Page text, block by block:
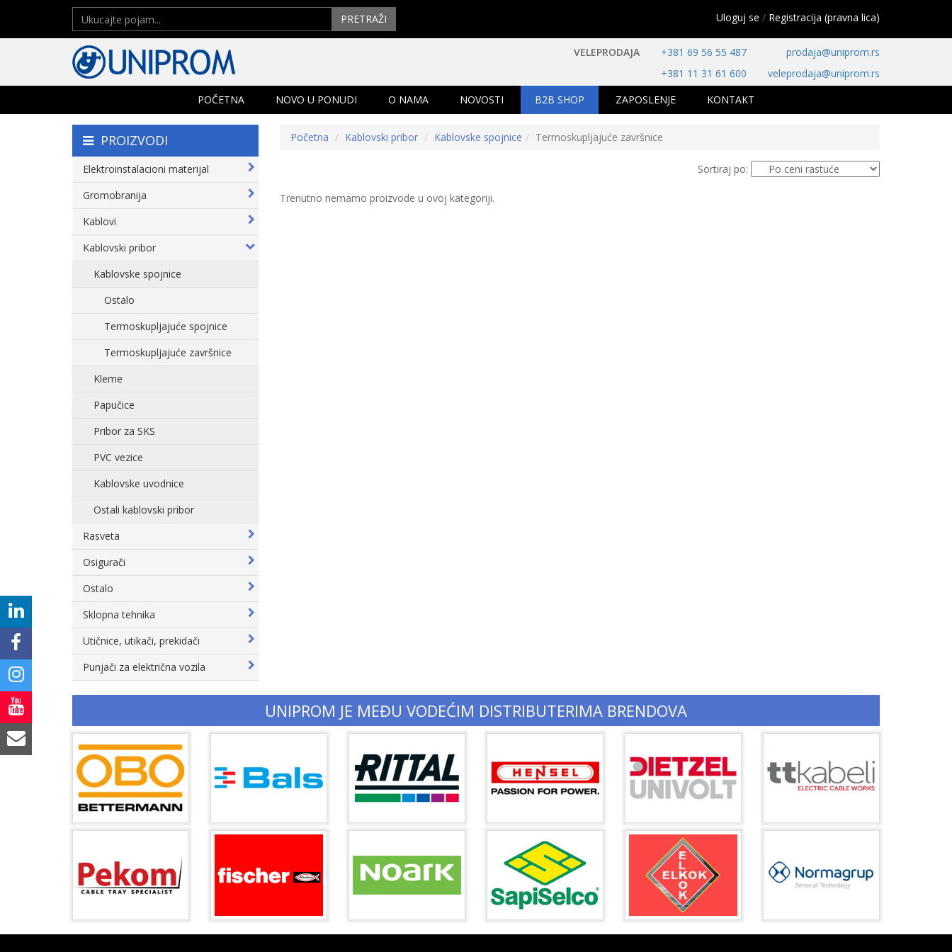
PRETRAŽI Uloguj se / Registracija (pravna lica)
VELEPRODAJA +381 69 56 55 487
prodaja@uniprom.rs
+381 11 31 61 600
veleprodaja@uniprom.rs
POČETNA
NOVO U PONUDI O NAMA NOVOSTI B2B SHOP ZAPOSLENJE KONTAKT
PROIZVODI
Elektroinstalacioni materijal
Gromobranija
Kablovi
Kablovski pribor
Kablovske spojnice
Ostalo
Termoskupljajuće spojnice
Termoskupljajuće završnice
Kleme
Papučice
Pribor za SKS
PVC vezice
Kablovske uvodnice
Ostali kablovski pribor
Rasveta
Osigurači
Ostalo
Sklopna tehnika
Utičnice, utikači, prekidači
Punjači za električna vozila
Početna Kablovski pribor Kablovske spojnice Termoskupljajuće završnice
Sortiraj po:
Trenutno nemamo proizvode u ovoj kategoriji.
UNIPROM JE MEĐU VODEĆIM DISTRIBUTERIMA BRENDOVA